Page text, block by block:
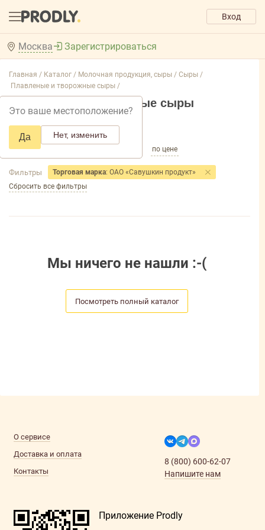
Вход
Москва
Это ваше местоположение?
Да Нет, изменить
Зарегистрироваться
Главная / Каталог / Молочная продукция, сыры / Сыры /
Плавленые и творожные сыры /
Плавленые и творожные сыры
Добавить фильтр товаров
по популярности по цене
Фильтры Торговая марка: ОАО «Савушкин продукт»
Сбросить все фильтры
Мы ничего не нашли :-(
Посмотреть полный каталог
О сервисе
Доставка и оплата
Контакты
8 (800) 600-62-07
Напишите нам
Приложение Prodly